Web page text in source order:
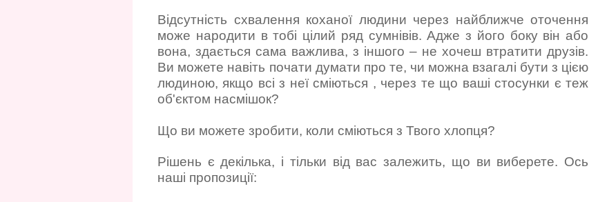
Відсутність схвалення коханої людини через найближче оточення
може народити в тобі цілий ряд сумнівів. Адже з його боку він або
вона, здається сама важлива, з іншого – не хочеш втратити друзів.
Ви можете навіть почати думати про те, чи можна взагалі бути з цією
людиною, якщо всі з неї сміються , через те що ваші стосунки є теж
об'єктом насмішок?
Що ви можете зробити, коли сміються з Твого хлопця?
Рішень є декілька, і тільки від вас залежить, що ви виберете. Ось
наші пропозиції: